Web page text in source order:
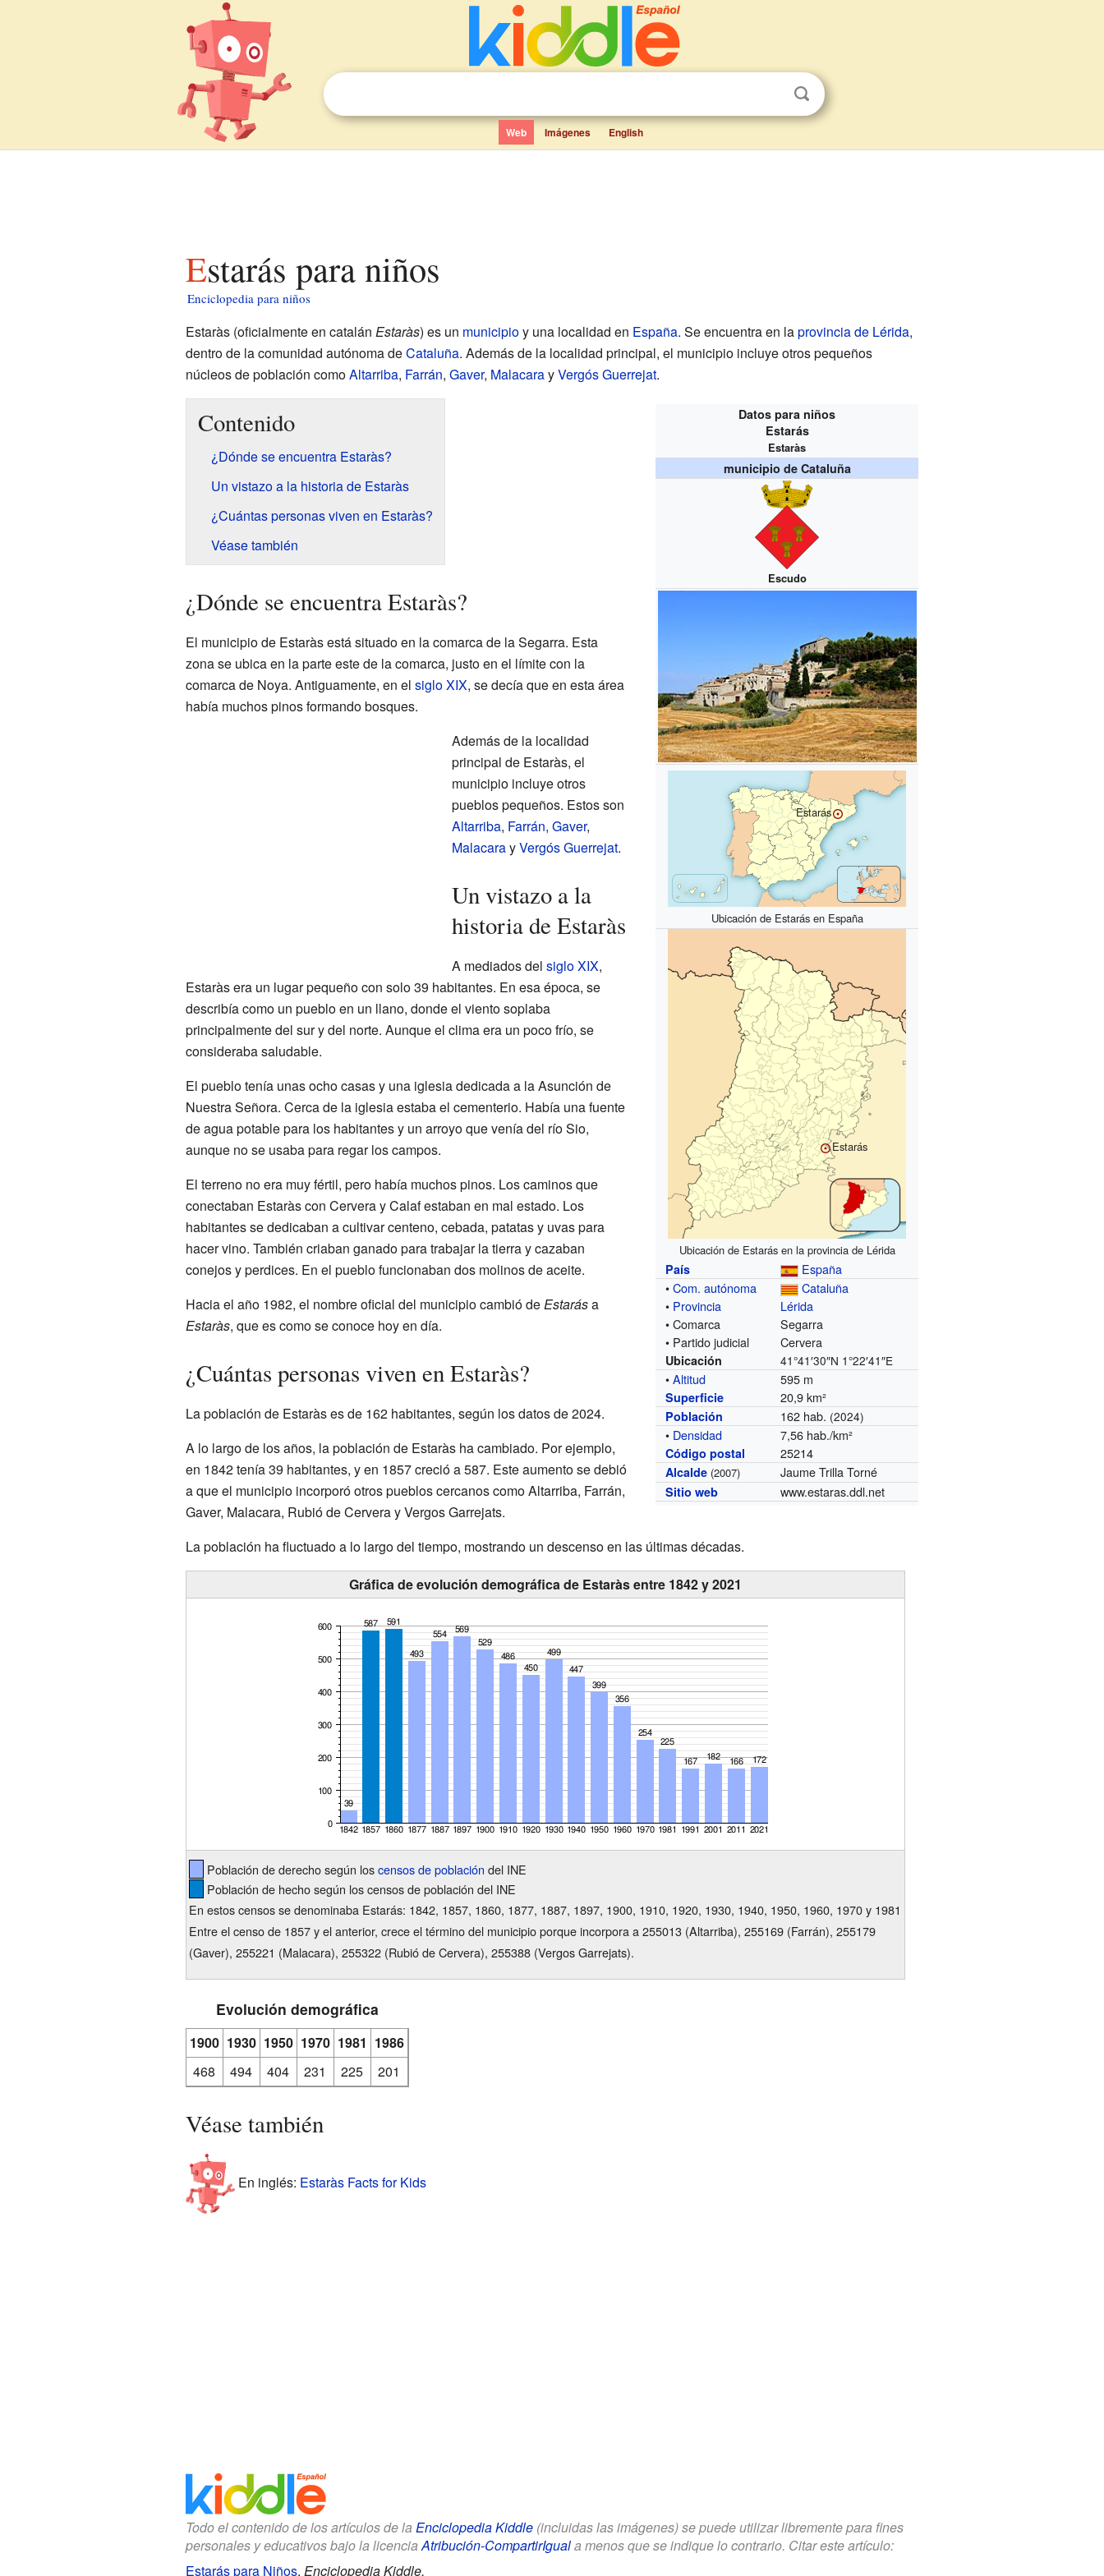
Web Imágenes English
Estarás para niños
Enciclopedia para niños
Estaràs (oficialmente en catalán Estaràs) es un municipioy una localidad en España. Se encuentra en laprovincia de Lérida,
dentro de la comunidad autónoma deCataluña. Además de la localidad principal, el municipio incluye otros pequeños
núcleos de población comoAltarriba, Farrán, Gaver, MalacarayVergós Guerrejat.
Datos para niños
Estarás
Estaràs
municipio de Cataluña
Escudo
Estarás
Ubicación de Estarás en España
Estarás
Ubicación de Estarás en la provincia de Lérida
País
España
•Com. autónoma
Cataluña
• Provincia
Lérida
• Comarca
Segarra
• Partido judicial
Cervera
Ubicación 41°41′30″N 1°22′41″E
•Altitud 595 m
Superficie 20,9 km²
Población 162 hab. (2024)
• Densidad 7,56 hab./km²
Código postal 25214
Alcalde (2007) Jaume Trilla Torné
Sitio web www.estaras.ddl.net
Contenido
¿Dónde se encuentra Estaràs?
Un vistazo a la historia de Estaràs
¿Cuántas personas viven en Estaràs?
Véase también
¿Dónde se encuentra Estaràs?
El municipio de Estaràs está situado en la comarca de la Segarra. Esta
zona se ubica en la parte este de la comarca, justo en el límite con la
comarca de Noya. Antiguamente, en el siglo XIX, se decía que en esta área
había muchos pinos formando bosques.
Además de la localidad
principal de Estaràs, el
municipio incluye otros
pueblos pequeños. Estos son
Altarriba, Farrán, Gaver,
MalacarayVergós Guerrejat.
Un vistazo a la
historia de Estaràs
A mediados del siglo XIX,
Estaràs era un lugar pequeño con solo 39 habitantes. En esa época, se
describía como un pueblo en un llano, donde el viento soplaba
principalmente del sur y del norte. Aunque el clima era un poco frío, se
consideraba saludable.
El pueblo tenía unas ocho casas y una iglesia dedicada a la Asunción de
Nuestra Señora. Cerca de la iglesia estaba el cementerio. Había una fuente
de agua potable para los habitantes y un arroyo que venía del río Sio,
aunque no se usaba para regar los campos.
El terreno no era muy fértil, pero había muchos pinos. Los caminos que
conectaban Estaràs con Cervera y Calaf estaban en mal estado. Los
habitantes se dedicaban a cultivar centeno, cebada, patatas y uvas para
hacer vino. También criaban ganado para trabajar la tierra y cazaban
conejos y perdices. En el pueblo funcionaban dos molinos de aceite.
Hacia el año 1982, el nombre oficial del municipio cambió deEstarása
Estaràs, que es como se conoce hoy en día.
¿Cuántas personas viven en Estaràs?
La población de Estaràs es de 162 habitantes, según los datos de 2024.
A lo largo de los años, la población de Estaràs ha cambiado. Por ejemplo,
en 1842 tenía 39 habitantes, y en 1857 creció a 587. Este aumento se debió
a que el municipio incorporó otros pueblos cercanos como Altarriba, Farrán,
Gaver, Malacara, Rubió de Cervera y Vergos Garrejats.
La población ha fluctuado a lo largo del tiempo, mostrando un descenso en las últimas décadas.
Gráfica de evolución demográfica de Estaràs entre 1842 y 2021
Población de derecho según loscensos de población del INE
Población de hecho según los censos de población del INE
En estos censos se denominaba Estarás: 1842, 1857, 1860, 1877, 1887, 1897, 1900, 1910, 1920, 1930, 1940, 1950, 1960, 1970 y 1981
Entre el censo de 1857 y el anterior, crece el término del municipio porque incorpora a 255013 (Altarriba), 255169 (Farrán), 255179
(Gaver), 255221 (Malacara), 255322 (Rubió de Cervera), 255388 (Vergos Garrejats).
Evolución demográfica
1900 1930 1950 1970 1981 1986
468
494 404 231 225 201
Véase también
En inglés: Estaràs Facts for Kids
Todo el contenido de los artículos de la Enciclopedia Kiddle(incluidas las imágenes) se puede utilizar libremente para fines
personales y educativos bajo la licencia Atribución-CompartirIguala menos que se indique lo contrario. Citar este artículo:
Estarás para Niños. Enciclopedia Kiddle.